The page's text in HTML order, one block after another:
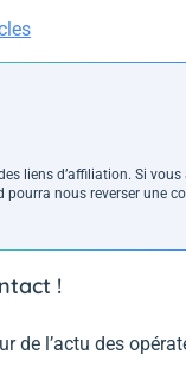
liens d’affiliation. Si
pourra nous reverser une
!
de l’actu des